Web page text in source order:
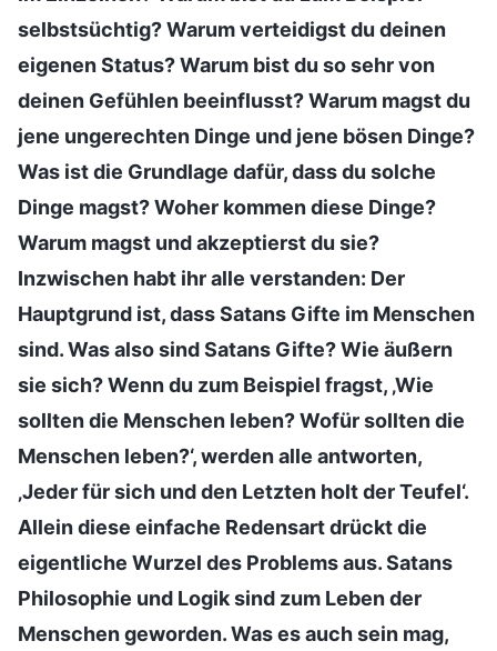
selbstsüchtig? Warum verteidigst du deinen
eigenen Status? Warum bist du so sehr von
deinen Gefühlen beeinflusst? Warum magst du
jene ungerechten Dinge und jene bösen Dinge?
Was ist die Grundlage dafür, dass du solche
Dinge magst? Woher kommen diese Dinge?
Warum magst und akzeptierst du sie?
Inzwischen habt ihr alle verstanden: Der
Hauptgrund ist, dass Satans Gifte im Menschen
sind. Was also sind Satans Gifte? Wie äußern
sie sich? Wenn du zum Beispiel fragst, ‚Wie
sollten die Menschen leben? Wofür sollten die
Menschen leben?‘, werden alle antworten,
‚Jeder für sich und den Letzten holt der Teufel‘.
Allein diese einfache Redensart drückt die
eigentliche Wurzel des Problems aus. Satans
Philosophie und Logik sind zum Leben der
Menschen geworden. Was es auch sein mag,